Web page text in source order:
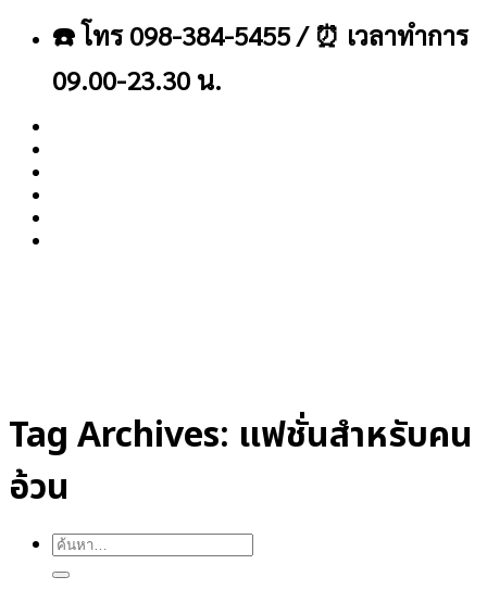
เนื้อหา
☎️ โทร 098-384-5455 / ⏰ เวลาทำการ
09.00-23.30 น.
ค้นหา:
Tag Archives: แฟชั่นสำหรับคน
อ้วน